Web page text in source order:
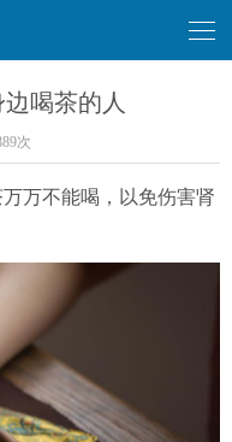
喝茶的人
次
万不能喝，以免伤害肾